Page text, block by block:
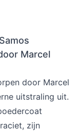
Marcel
door Marcel
uitstraling uit.
zijn